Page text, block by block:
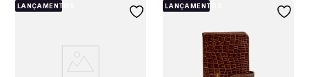
LANÇAMENTOS LANÇAMENTOS